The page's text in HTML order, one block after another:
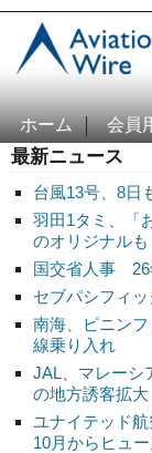
ホーム 会員
最新ニュース
台風13号、8
羽田1タミ、「
のオリジナルも
国交省人事 26
セブパシフィ
南海、ピニン
線乗り入れ
JAL、マレー
の地方誘客拡大
ユナイテッド航
10月からヒュ